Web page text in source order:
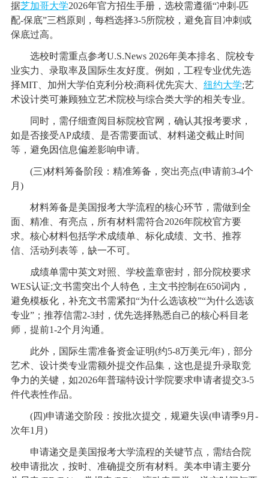
据芝加哥大学2026年官方招生手册，选校需遵循“冲刺-匹
配-保底”三档原则，每档选择3-5所院校，避免盲目冲刺或
保底过高。
选校时需重点参考U.S.News 2026年美本排名、院校专
业实力、录取率及国际生友好度。例如，工程专业优先选
择MIT、加州大学伯克利分校;商科优先宾大、 纽约大学;艺
术设计类可兼顾独立艺术院校与综合类大学的相关专业。
同时，需仔细查阅目标院校官网，确认其报考要求，
如是否接受AP成绩、是否需要面试、材料递交截止时间
等，避免因信息偏差影响申请。
(三)材料筹备阶段：精准筹备，突出亮点(申请前3-4个
月)
材料筹备是美国报考大学流程的核心环节，需做到全
面、精准、有亮点，所有材料需符合2026年院校官方要
求。核心材料包括学术成绩单、标化成绩、文书、推荐
信、活动列表等，缺一不可。
成绩单需中英文对照、学校盖章密封，部分院校要求
WES认证;文书需突出个人特色，主文书控制在650词内，
避免模板化，补充文书需紧扣“为什么选该校”“为什么选该
专业”；推荐信需2-3封，优先选择熟悉自己的核心科目老
师，提前1-2个月沟通。
此外，国际生需准备资金证明(约5-8万美元/年)，部分
艺术、设计类专业需额外提交作品集，这也是提升录取竞
争力的关键，如2026年普瑞特设计学院要求申请者提交3-5
件代表性作品。
(四)申请递交阶段：按批次提交，规避失误(申请季9月-
次年1月)
申请递交是美国报考大学流程的关键节点，需结合院
校申请批次，按时、准确提交所有材料。美本申请主要分